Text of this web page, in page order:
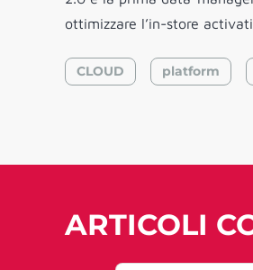
ottimizzare l’in-store
CLOUD platform
ARTICOLI